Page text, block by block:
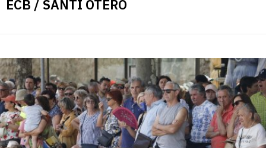
ECB / SANTI OTERO